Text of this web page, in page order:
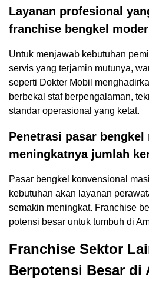
Layanan profesional
franchise bengkel
Untuk menjawab kebutuhan
servis yang terjamin mutunya,
seperti Dokter Mobil
berbekal staf berpengalaman,
standar operasional yang ketat.
Penetrasi pasar
meningkatnya jumlah
Pasar bengkel konvensional
kebutuhan akan layanan
semakin meningkat. Franchise
potensi besar untuk tumbuh di
Franchise Sektor
Berpotensi Besar di